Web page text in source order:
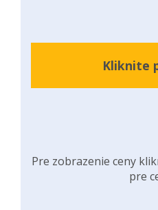
Kliknite
Pre zobrazenie ceny
pre